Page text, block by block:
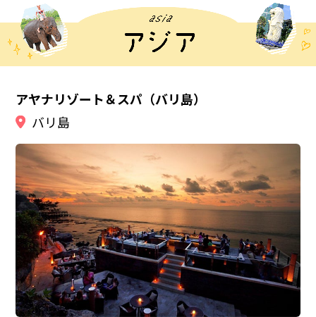
アヤナリゾート＆スパ（バリ島）
バリ島